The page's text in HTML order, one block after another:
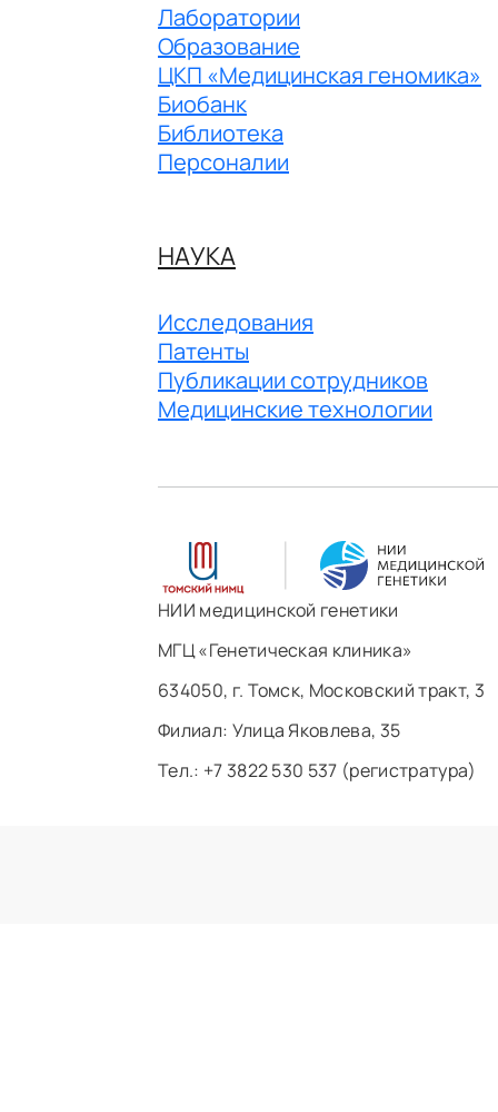
Лаборатории
Образование
ЦКП «Медицинская геномика»
Биобанк
Библиотека
Персоналии
НАУКА
Исследования
Патенты
Публикации сотрудников
Медицинские технологии
НИИ медицинской генетики
МГЦ «Генетическая клиника»
634050, г. Томск, Московский тракт, 3
Филиал: ​Улица Яковлева, 35
Тел.: +7 3822 530 537 (регистратура)